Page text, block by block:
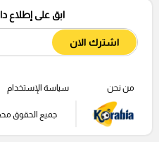
ابق على إطلاع
اشترك الان
من نحن سياسة الإستخدام
جميع الحقوق